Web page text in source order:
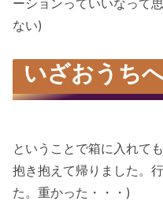
ーションっていいなって
ない)
いざおうち
ということで箱に入れて
抱き抱えて帰りました。
た。重かった・・・)